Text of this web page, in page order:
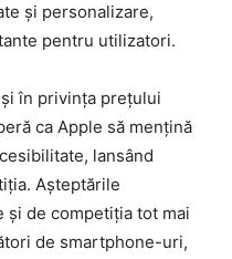
și personalizare,
pentru utilizatori.
în privința prețului
ca Apple să mențină
lansând
Așteptările
de competiția tot mai
de smartphone-uri,